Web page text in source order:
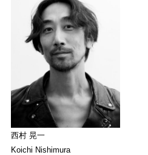
西村 晃一
Koichi Nishimura